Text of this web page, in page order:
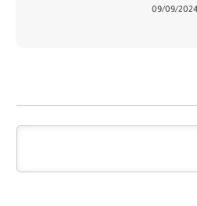
09/09/2024